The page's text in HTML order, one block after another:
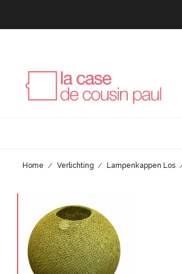
Home Verlichting Lampenkappen Los